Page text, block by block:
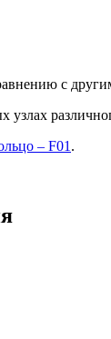
с
узлах
– F01 .